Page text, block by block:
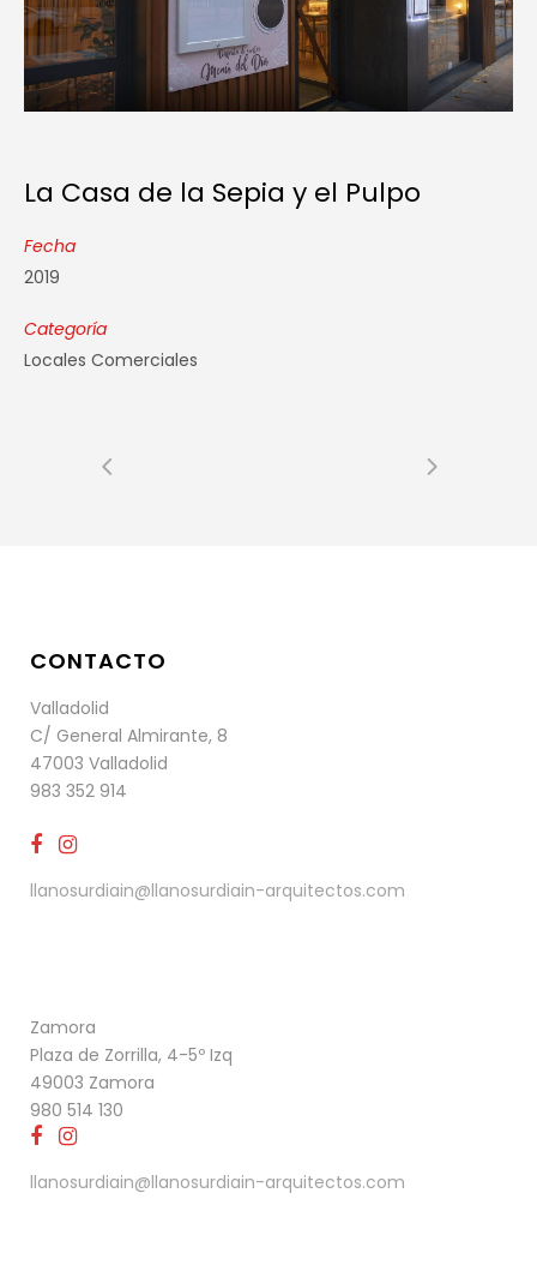
La Casa de la Sepia y el Pulpo
Fecha
2019
Categoría
Locales Comerciales
CONTACTO
Valladolid
C/ General Almirante, 8
47003 Valladolid
983 352 914
llanosurdiain@llanosurdiain-arquitectos.com
Zamora
Plaza de Zorrilla, 4-5º Izq
49003 Zamora
980 514 130
llanosurdiain@llanosurdiain-arquitectos.com